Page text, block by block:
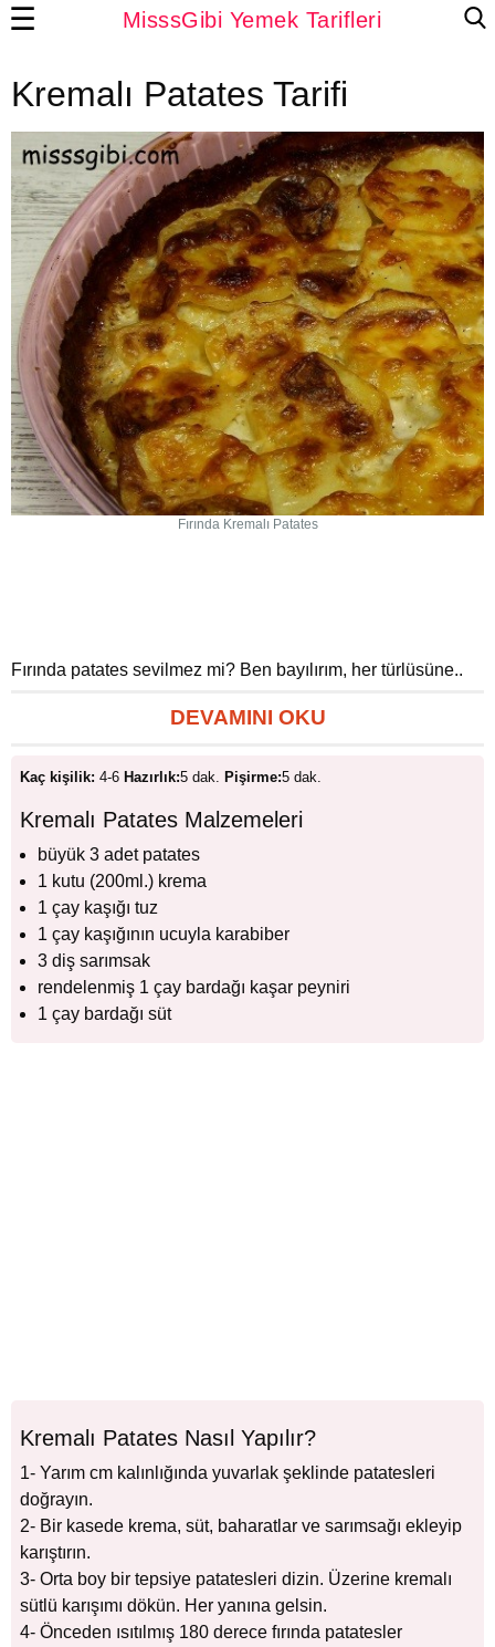
MisssGibi Yemek Tarifleri
☰
Kremalı Patates Tarifi
Fırında Kremalı Patates
Fırında patates sevilmez mi? Ben bayılırım, her türlüsüne..
DEVAMINI OKU
Kaç kişilik: 4-6 Hazırlık:5 dak. Pişirme:5 dak.
Kremalı Patates Malzemeleri
büyük 3 adet patates
1 kutu (200ml.) krema
1 çay kaşığı tuz
1 çay kaşığının ucuyla karabiber
3 diş sarımsak
rendelenmiş 1 çay bardağı kaşar peyniri
1 çay bardağı süt
Kremalı Patates Nasıl Yapılır?
1- Yarım cm kalınlığında yuvarlak şeklinde patatesleri
doğrayın.
2- Bir kasede krema, süt, baharatlar ve sarımsağı ekleyip
karıştırın.
3- Orta boy bir tepsiye patatesleri dizin. Üzerine kremalı
sütlü karışımı dökün. Her yanına gelsin.
4- Önceden ısıtılmış 180 derece fırında patatesler